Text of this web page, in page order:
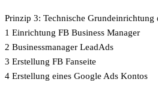
Prinzip 3: Technische Grundeinrichtung
1 Einrichtung FB Business Manager
2 Businessmanager LeadAds
3 Erstellung FB Fanseite
4 Erstellung eines Google Ads Kontos